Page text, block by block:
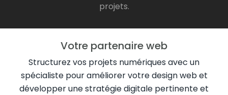
projets.
Votre partenaire web
Structurez vos projets numériques avec un
spécialiste pour améliorer votre design web et
développer une stratégie digitale pertinente et